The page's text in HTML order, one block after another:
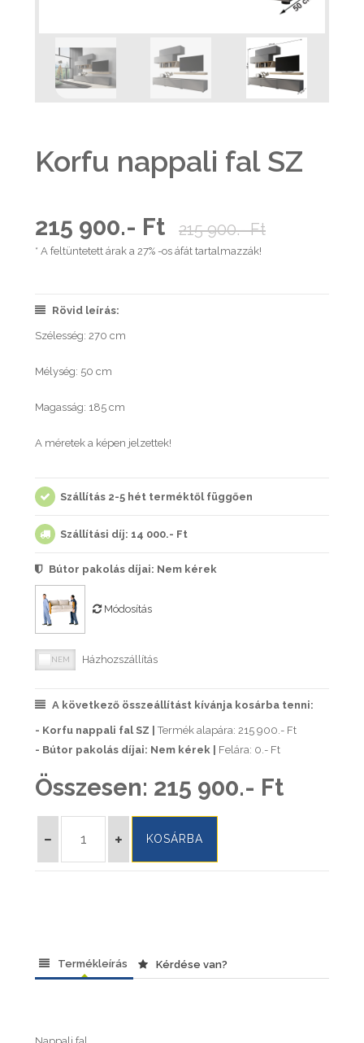
Korfu nappali fal SZ
215 900.- Ft 215 900.- Ft
* A feltüntetett árak a 27% -os áfát tartalmazzák!
Rövid leírás:
Szélesség: 270 cm
Mélység: 50 cm
Magasság: 185 cm
A méretek a képen jelzettek!
Szállítás 2-5 hét terméktől függően
Szállítási díj: 14 000.- Ft
Bútor pakolás díjai: Nem kérek
Módosítás
Házhozszállítás
A következő összeállítást kívánja kosárba tenni:
- Korfu nappali fal SZ |Termék alapára: 215 900.- Ft
- Bútor pakolás díjai: Nem kérek |
Felára: 0.- Ft
Összesen: 215 900.- Ft
Termékleírás Kérdése van?